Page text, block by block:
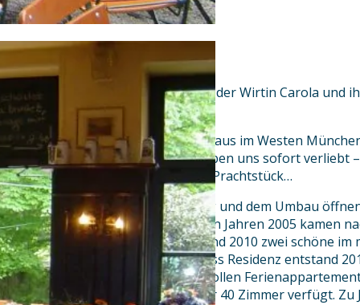
Unser Jagdschloss
1990 wurde das Jagdschloss von der Wirtin Carola und
erstanden.
Da stand ein historisches Wirtshaus im Westen
kaum noch zu erkennen. Wir haben uns sofort verliebt
nicht gerne ein so urbayrisches Prachtstück…
Nach langer, liebevoller Planung und dem Umbau
familiengeführten Hauses. In den Jahren 2005 kamen
Zimmer im Jagdschloss Chalet und 2010 zwei schöne
Zimmer, dazu. Mit der Jagdschloss Residenz entstand
Boardinghaus mit 5 anspruchsvollen
Wirtshaus Jagdschloss jetzt über 40 Zimmer verfügt.